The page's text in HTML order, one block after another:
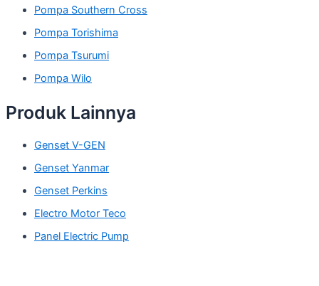
Pompa Southern Cross
Pompa Torishima
Pompa Tsurumi
Pompa Wilo
Produk Lainnya
Genset V-GEN
Genset Yanmar
Genset Perkins
Electro Motor Teco
Panel Electric Pump